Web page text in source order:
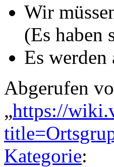
Wir
(Es haben
Es
Abgerufen
„https://
Kategorie: